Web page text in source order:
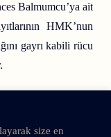
Balmumcu’ya ait
HMK’nun
gayrı kabili rücu
size en